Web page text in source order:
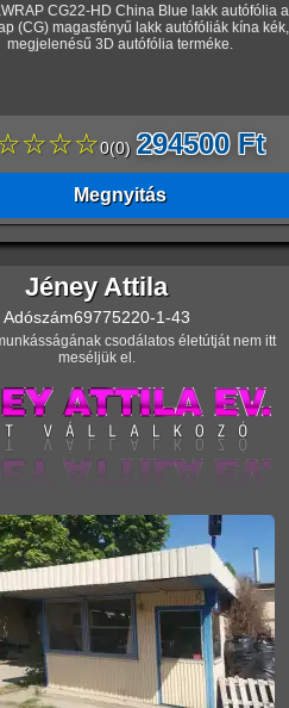
CG22-HD China Blue lakk autófólia a
(CG) magasfényű lakk autófóliák kína kék,
megjelenésű 3D autófólia terméke.
0(0) 294500 Ft
Megnyitás
Jéney Attila
Adószám69775220-1-43
csodálatos életútját nem itt
meséljük el.